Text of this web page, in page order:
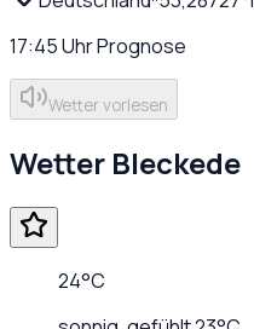
17:45UhrPrognose
Wetter vorlesen
Wetter Bleckede
24°C